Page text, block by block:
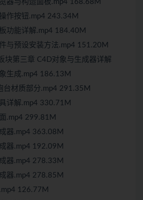
器与构造面板.mp4 168.68M
作按钮.mp4 243.34M
功能详解.mp4 184.40M
与预设安装方法.mp4 151.20M
块第三章 C4D对象与生成器详解
生成.mp4 186.13M
台材质部分.mp4 291.35M
详解.mp4 330.71M
.mp4 299.81M
器.mp4 363.08M
器.mp4 192.09M
器.mp4 278.33M
器.mp4 278.85M
126.77M